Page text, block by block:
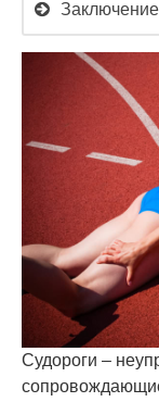
Заключение
Судороги –